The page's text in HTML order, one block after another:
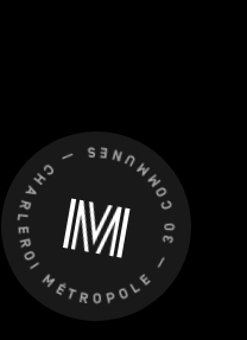
CHARLEROI MÉTROPOLE — 30 COMMUNES —